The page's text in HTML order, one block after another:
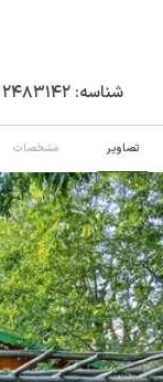
شناسه: 2483142
تصاویر مشخصات